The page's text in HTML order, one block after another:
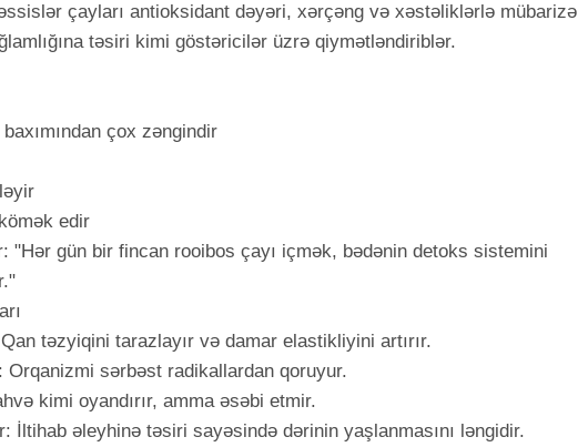
çayları antioksidant dəyəri, xərçəng və xəstəliklərlə mübarizə
təsiri kimi göstəricilər üzrə qiymətləndiriblər.
çox zəngindir
edir
"Hər gün bir fincan rooibos çayı içmək, bədənin detoks sistemini
təzyiqini tarazlayır və damar elastikliyini artırır.
Orqanizmi sərbəst radikallardan qoruyur.
kimi oyandırır, amma əsəbi etmir.
İltihab əleyhinə təsiri sayəsində dərinin yaşlanmasını ləngidir.